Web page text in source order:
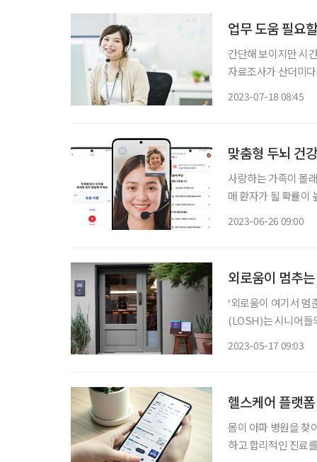
업무 도움 필요
간단해 보이지만 시
자료조사가 산더미
2023-07-18 08:45
맞춤형 두뇌 건
사랑하는 가족이 몰
매 환자가 될 확률이
2023-06-26 09:00
외로움이 멈추
‘외로움이 여기서
(LOSH)는 시니어들
2023-05-17 09:03
헬스케어 플랫폼
몸이 아파 병원을 찾
하고 합리적인 진료